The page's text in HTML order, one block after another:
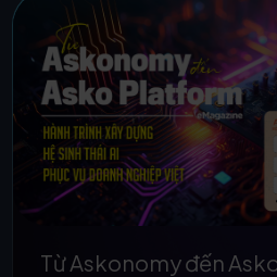
Từ Askonomy đến